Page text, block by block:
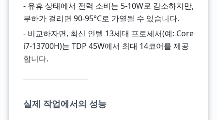
- 유휴 상태에서 전력 소비는 5-10W로 감소하지만,
부하가 걸리면 90-95°C로 가열될 수 있습니다.
- 비교하자면, 최신 인텔 13세대 프로세서(예: Core
i7-13700H)는 TDP 45W에서 최대 14코어를 제공
합니다.
실제 작업에서의 성능